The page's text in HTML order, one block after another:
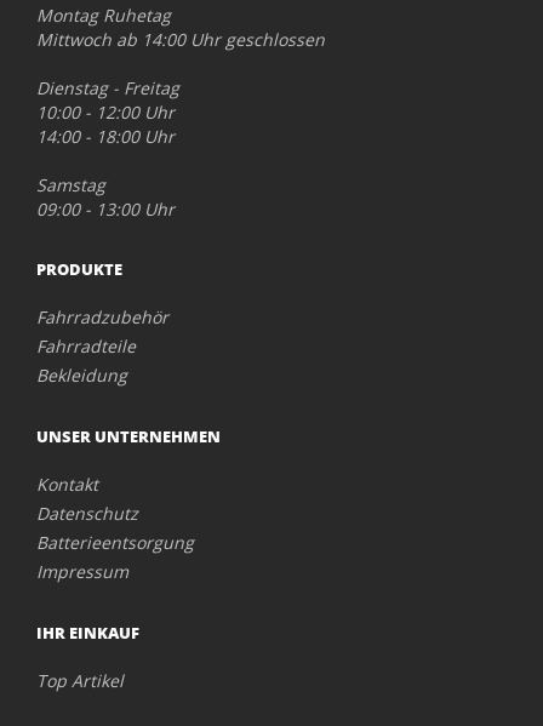
Montag Ruhetag
Mittwoch ab 14:00 Uhr geschlossen
Dienstag - Freitag
10:00 - 12:00 Uhr
14:00 - 18:00 Uhr
Samstag
09:00 - 13:00 Uhr
PRODUKTE
Fahrradzubehör
Fahrradteile
Bekleidung
UNSER UNTERNEHMEN
Kontakt
Datenschutz
Batterieentsorgung
Impressum
IHR EINKAUF
Top Artikel